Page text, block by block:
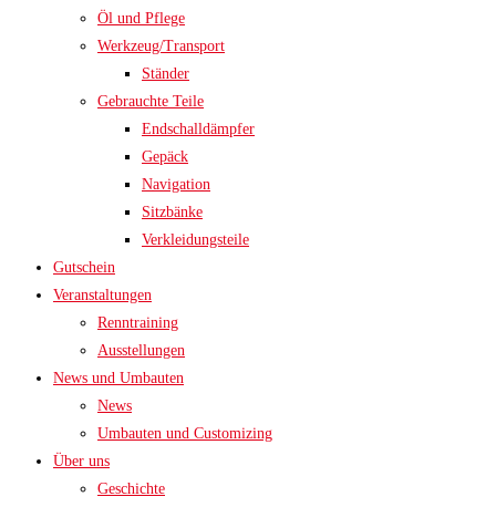
Öl und Pflege
Werkzeug/Transport
Ständer
Gebrauchte Teile
Endschalldämpfer
Gepäck
Navigation
Sitzbänke
Verkleidungsteile
Gutschein
Veranstaltungen
Renntraining
Ausstellungen
News und Umbauten
News
Umbauten und Customizing
Über uns
Geschichte